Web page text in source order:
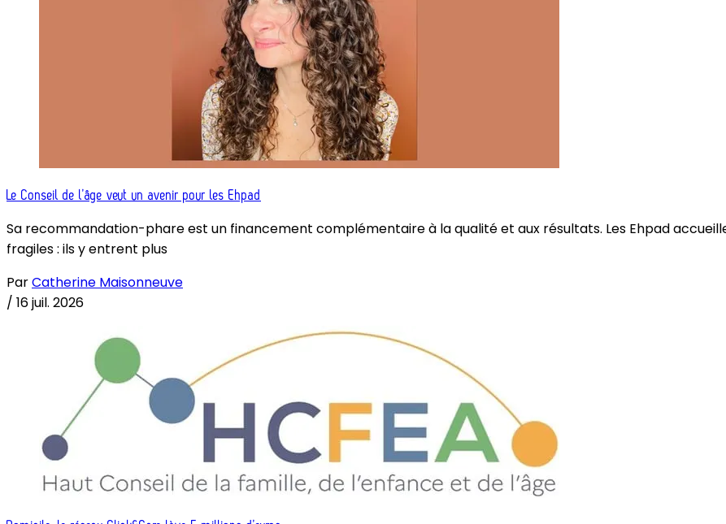
Le Conseil de l’âge veut un avenir pour les Ehpad
Sa recommandation-phare est un financement complémentaire à la qualité et aux résultats. Les Ehpad
fragiles : ils y entrent plus
ParCatherine Maisonneuve
/ 16 juil. 2026